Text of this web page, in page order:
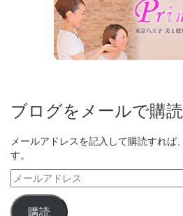
ブログをメールで購読
メールアドレスを記入して購読すれば
す。
メ
ー
ル
購読